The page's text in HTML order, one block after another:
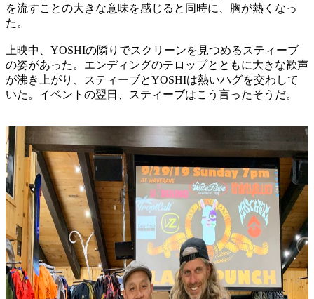
を流すことの大きな意味を感じると同時に、胸が熱くなっ
た。
上映中、YOSHIの隣りでスクリーンを見つめるスティーブ
の姿があった。エンディングのテロップとともに大きな歓声
が沸き上がり、スティーブとYOSHIは熱いハグを交わして
いた。イベントの翌日、スティーブはこう言ったそうだ。